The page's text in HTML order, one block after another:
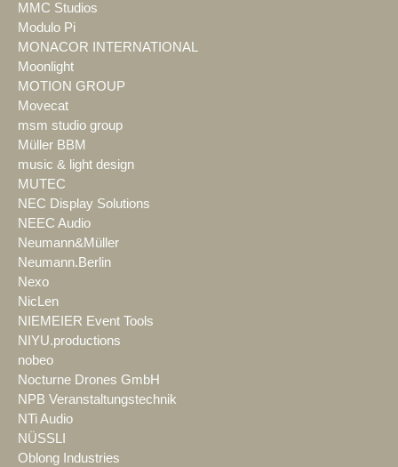
MMC Studios
Modulo Pi
MONACOR INTERNATIONAL
Moonlight
MOTION GROUP
Movecat
msm studio group
Müller BBM
music & light design
MUTEC
NEC Display Solutions
NEEC Audio
Neumann&Müller
Neumann.Berlin
Nexo
NicLen
NIEMEIER Event Tools
NIYU.productions
nobeo
Nocturne Drones GmbH
NPB Veranstaltungstechnik
NTi Audio
NÜSSLI
Oblong Industries